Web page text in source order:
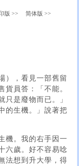
版 >> 简体版 >>
），看見一部舊留
貨員答：「不能。
只是廢物而已。」
的生機。」說著把
機。我的右手因一
六歲。好不容易唸
法想到升大學，得